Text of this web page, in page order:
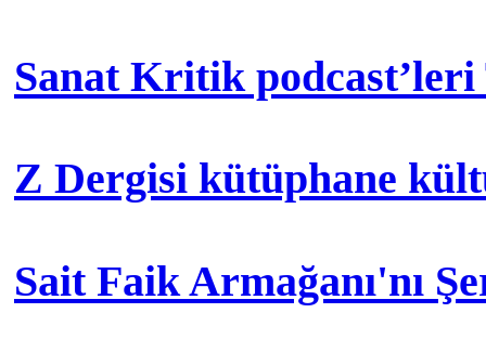
Sanat Kritik podcast’leri
Z Dergisi kütüphane
Sait Faik Armağanı'nı